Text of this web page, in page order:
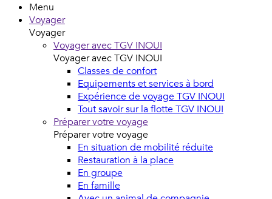
Menu
Voyager
Voyager
Voyager avec TGV INOUI
Voyager avec TGV INOUI
Classes de confort
Equipements et services à bord
Expérience de voyage TGV INOUI
Tout savoir sur la flotte TGV INOUI
Préparer votre voyage
Préparer votre voyage
En situation de mobilité réduite
Restauration à la place
En groupe
En famille